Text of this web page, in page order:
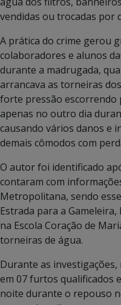
vendidas ou trocadas por
A prática do crime gerou
colaboradores e alunos
durante a madrugada,
arrancava as torneiras
forte pressão escorrendo
apenas no outro dia
causando vários danos e
demais cômodos com
O autor foi identificado
contaram com
Metropolitana, sendo
Estrada para a
na Escola Coração de
torneiras de água.
Durante as
em 07 furtos qualificados
noite durante o repouso